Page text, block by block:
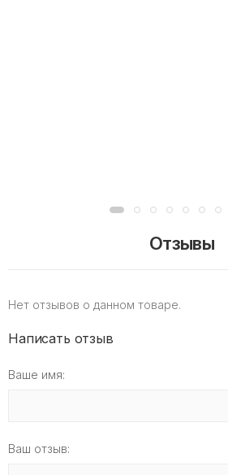
Отзывы
Нет отзывов о данном товаре.
Написать отзыв
Ваше имя:
Ваш отзыв: